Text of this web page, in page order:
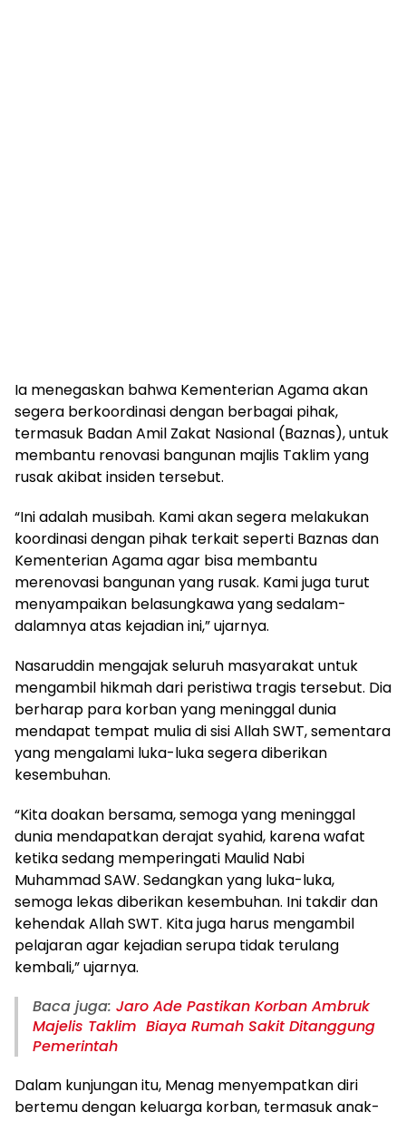
Ia menegaskan bahwa Kementerian Agama akan
segera berkoordinasi dengan berbagai pihak,
termasuk Badan Amil Zakat Nasional (Baznas), untuk
membantu renovasi bangunan majlis Taklim yang
rusak akibat insiden tersebut.
“Ini adalah musibah. Kami akan segera melakukan
koordinasi dengan pihak terkait seperti Baznas dan
Kementerian Agama agar bisa membantu
merenovasi bangunan yang rusak. Kami juga turut
menyampaikan belasungkawa yang sedalam-
dalamnya atas kejadian ini,” ujarnya.
Nasaruddin mengajak seluruh masyarakat untuk
mengambil hikmah dari peristiwa tragis tersebut. Dia
berharap para korban yang meninggal dunia
mendapat tempat mulia di sisi Allah SWT, sementara
yang mengalami luka-luka segera diberikan
kesembuhan.
“Kita doakan bersama, semoga yang meninggal
dunia mendapatkan derajat syahid, karena wafat
ketika sedang memperingati Maulid Nabi
Muhammad SAW. Sedangkan yang luka-luka,
semoga lekas diberikan kesembuhan. Ini takdir dan
kehendak Allah SWT. Kita juga harus mengambil
pelajaran agar kejadian serupa tidak terulang
kembali,” ujarnya.
Baca juga: Jaro Ade Pastikan Korban Ambruk
Majelis Taklim Biaya Rumah Sakit Ditanggung
Pemerintah
Dalam kunjungan itu, Menag menyempatkan diri
bertemu dengan keluarga korban, termasuk anak-